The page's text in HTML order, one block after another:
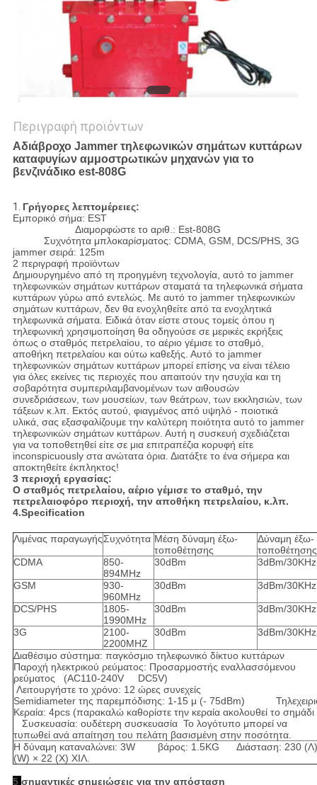
PRIVACY
Περιγραφή προϊόντων
Αδιάβροχο Jammer τηλεφωνικών σημάτων κυττάρων
καταφυγίων αμμοστρωτικών μηχανών για το
βενζινάδικο est-808G
1. Γρήγορες λεπτομέρειες:
Εμπορικό σήμα: EST
Διαμορφώστε το αριθ.: Est-808G
Συχνότητα μπλοκαρίσματος: CDMA, GSM, DCS/PHS, 3G
jammer σειρά: 125m
2 περιγραφή προϊόντων
Δημιουργημένο από τη προηγμένη τεχνολογία, αυτό το jammer
τηλεφωνικών σημάτων κυττάρων σταματά τα τηλεφωνικά σήματα
κυττάρων γύρω από εντελώς. Με αυτό το jammer τηλεφωνικών
σημάτων κυττάρων, δεν θα ενοχληθείτε από τα ενοχλητικά
τηλεφωνικά σήματα. Ειδικά όταν είστε στους τομείς όπου η
τηλεφωνική χρησιμοποίηση θα οδηγούσε σε μερικές εκρήξεις
όπως ο σταθμός πετρελαίου, το αέριο γέμισε το σταθμό,
αποθήκη πετρελαίου και ούτω καθεξής. Αυτό το jammer
τηλεφωνικών σημάτων κυττάρων μπορεί επίσης να είναι τέλειο
για όλες εκείνες τις περιοχές που απαιτούν την ησυχία και τη
σοβαρότητα συμπεριλαμβανομένων των αιθουσών
συνεδριάσεων, των μουσείων, των θεάτρων, των εκκλησιών, των
τάξεων κ.λπ. Εκτός αυτού, φιαγμένος από υψηλό - ποιοτικά
υλικά, σας εξασφαλίζουμε την καλύτερη ποιότητα αυτό το jammer
τηλεφωνικών σημάτων κυττάρων. Αυτή η συσκευή σχεδιάζεται
για να τοποθετηθεί είτε σε μια επιτραπέζια κορυφή είτε
inconspicuously στα ανώτατα όρια. Διατάξτε το ένα σήμερα και
αποκτηθείτε έκπληκτος!
3 περιοχή εργασίας:
Ο σταθμός πετρελαίου, αέριο γέμισε το σταθμό, την
πετρελαιοφόρο περιοχή, την αποθήκη πετρελαίου, κ.λπ.
4.Specification
Λιμένας παραγωγήςΣυχνότητα Μέση δύναμη έξω-
τοποθέτησης
Δύναμη έξω-
CDMA
850-
894MHz
30dBm 3dBm/
GSM
930-
960MHz
30dBm 3dBm/
DCS/PHS
1805-
1990MHz
30dBm 3dBm/
3G
2100-
2200MHZ
30dBm 3dBm/
Διαθέσιμο σύστημα: παγκόσμιο τηλεφωνικό δίκτυο κυττάρων
Παροχή ηλεκτρικού ρεύματος: Προσαρμοστής εναλλασσόμενου
ρεύματος (AC110-240V DC5V)
Λειτουργήστε το χρόνο: 12 ώρες συνεχείς
Semidiameter της παρεμπόδισης: 1-15 μ (- 75dBm)
Κεραία: 4pcs (παρακαλώ καθορίστε την κεραία ακολουθεί το
Συσκευασία: ουδέτερη συσκευασία Το λογότυπο μπορεί να
τυπωθεί ανά απαίτηση του πελάτη βασισμένη στην ποσότητα.
Η δύναμη καταναλώνει: 3W βάρος: 1.5KG Διάσταση: 230
(W) × 22 (Χ) ΧΙΛ.
5 σημαντικές σημειώσεις για την απόσταση